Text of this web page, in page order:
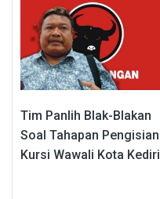
Tim Panlih Blak-Blakan
Soal Tahapan Pengisian
Kursi Wawali Kota Kediri